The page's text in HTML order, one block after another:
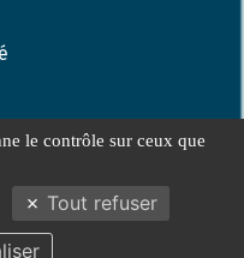
Zedrimtim –Graphisme
le contrôle sur ceux que
Tout refuser